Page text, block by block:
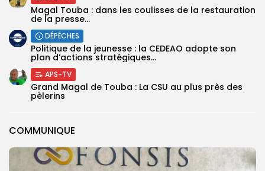
COMMUNIQUE
Magal Touba : dans les coulisses de la restauration
de la presse...
DÉPÊCHES
Politique de la jeunesse : la CEDEAO adopte son
plan d’actions stratégiques...
APS-TV
Grand Magal de Touba : La CSU au plus près des
pèlerins